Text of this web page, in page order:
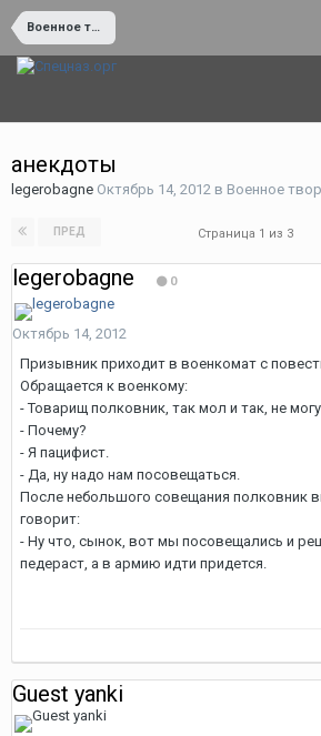
Военное творчество
анекдоты
legerobagne Октябрь 14, 2012 в Военное
ПРЕД Страница 1 из 3
legerobagne 0
Октябрь 14, 2012
Призывник приходит в военкомат с
Обращается к военкому:
- Товарищ полковник, так мол и так, не
- Почему?
- Я пацифист.
- Да, ну надо нам посовещаться.
После небольшого совещания полковник
говорит:
- Ну что, сынок, вот мы посовещались и
педераст, а в армию идти придется.
Guest yanki